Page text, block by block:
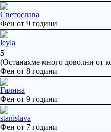
Светослава
Фен от 9 години
leyla
5
(Останахме много доволни от
Фен от 8 години
Галина
Фен от 9 години
stanislava
Фен от 7 години